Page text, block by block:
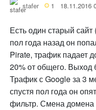
stafer 1 18.11.2016
Есть один старый сайт
пол года назад он
Pirate, трафик падает
20% от общего. Выход
Трафик с Google за 3
спустя пол года он
фильтр. Смена домена